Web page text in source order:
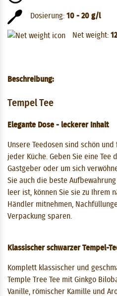
Dosierung: 10 - 20 g/l
Net weight:
Beschreibung:
Tempel Tee
Elegante Dose - leckerer Inhalt
Unsere Teedosen sind schön
jeder Küche. Geben Sie eine Tee
Gastgeber oder um sich
Sie auch die beste
leer ist, können Sie sie zu Ihrem
Händler mitnehmen,
Verpackung sparen.
Klassischer schwarzer Tempel-
Komplett klassischer und
Temple Tree Tee mit Ginkgo
Vanille, römischer Kamille und